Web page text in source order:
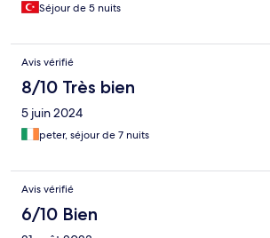
Séjour de 5 nuits
Avis vérifié
8/10 Très bien
5 juin 2024
peter, séjour de 7 nuits
Avis vérifié
6/10 Bien